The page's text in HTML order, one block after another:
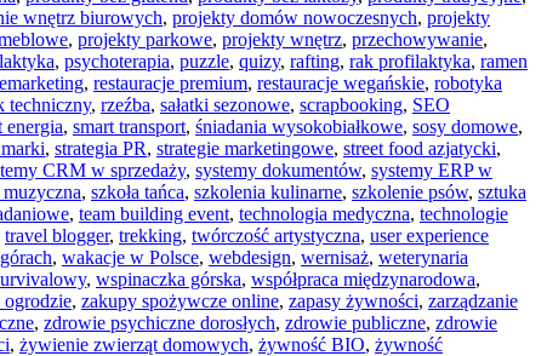
wnętrz biurowych, projekty domów nowoczesnych, projekty
, projekty parkowe, projekty wnętrz, przechowywanie,
, psychoterapia, puzzle, quizy, rafting, rak profilaktyka, ramen
, restauracje premium, restauracje wegańskie, robotyka
techniczny, rzeźba, sałatki sezonowe, scrapbooking, SEO
energia, smart transport, śniadania wysokobiałkowe, sosy domowe,
, strategia PR, strategie marketingowe, street food azjatycki,
CRM w sprzedaży, systemy dokumentów, systemy ERP w
muzyczna, szkoła tańca, szkolenia kulinarne, szkolenie psów, sztuka
, team building event, technologia medyczna, technologie
travel blogger, trekking, twórczość artystyczna, user experience
, wakacje w Polsce, webdesign, wernisaż, weterynaria
, wspinaczka górska, współpraca międzynarodowa,
, zakupy spożywcze online, zapasy żywności, zarządzanie
, zdrowie psychiczne dorosłych, zdrowie publiczne, zdrowie
, żywienie zwierząt domowych, żywność BIO, żywność